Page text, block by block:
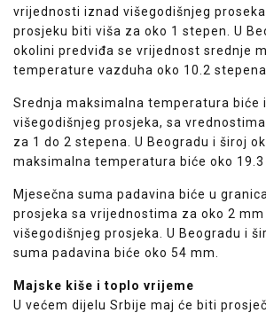
vrijednosti iznad višegodišnjeg
prosjeku biti viša za oko 1 stepen. U
okolini predviđa se vrijednost srednje
temperature vazduha oko 10.2 stepena.
Srednja maksimalna temperatura biće
višegodišnjeg prosjeka, sa
za 1 do 2 stepena. U Beogradu i široj
maksimalna temperatura biće oko 19.3
Mjesečna suma padavina biće u
prosjeka sa vrijednostima za oko 2 mm
višegodišnjeg prosjeka. U Beogradu i
suma padavina biće oko 54 mm.
Majske kiše i toplo vrijeme
U većem dijelu Srbije maj će biti